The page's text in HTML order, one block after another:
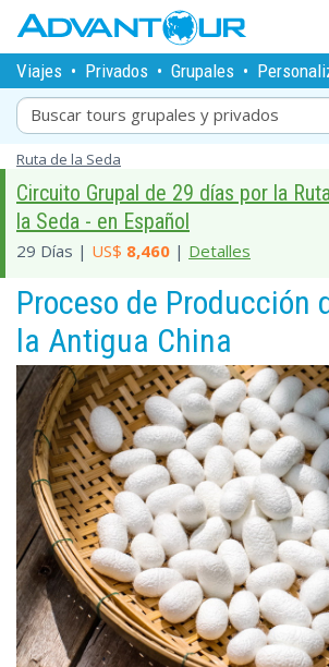
Viajes • Privados • Grupales •
Buscar tours grupales y privados
Ruta de la Seda
Circuito Grupal de 29 días por la
la Seda - en Español
29 Días | US$ 8,460 | Detalles
Proceso de Producción
la Antigua China